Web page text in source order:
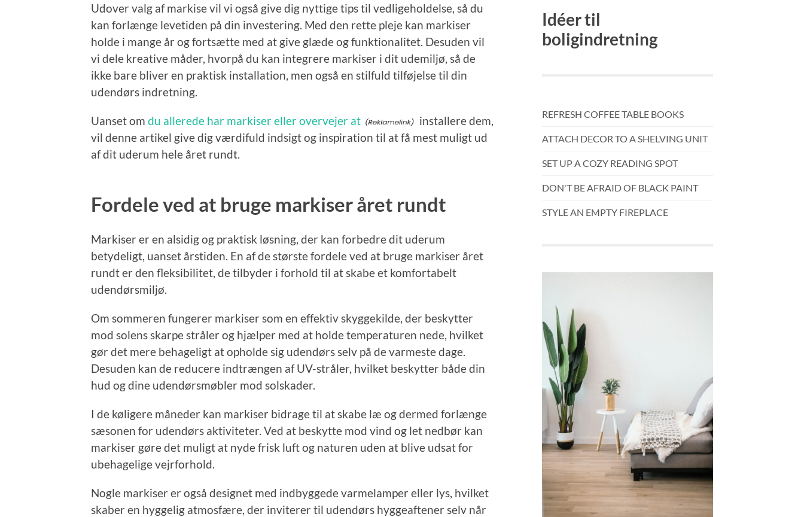
Udover valg af markise vil vi også give dig nyttige tips til vedligeholdelse, så du
kan forlænge levetiden på din investering. Med den rette pleje kan markiser
holde i mange år og fortsætte med at give glæde og funktionalitet. Desuden vil
vi dele kreative måder, hvorpå du kan integrere markiser i dit udemiljø, så de
ikke bare bliver en praktisk installation, men også en stilfuld tilføjelse til din
udendørs indretning.
Uanset om du allerede har markiser eller overvejer at
installere dem,
vil denne artikel give dig værdifuld indsigt og inspiration til at få mest muligt ud
af dit uderum hele året rundt.
Fordele ved at bruge markiser året rundt
Markiser er en alsidig og praktisk løsning, der kan forbedre dit uderum
betydeligt, uanset årstiden. En af de største fordele ved at bruge markiser året
rundt er den fleksibilitet, de tilbyder i forhold til at skabe et komfortabelt
udendørsmiljø.
Om sommeren fungerer markiser som en effektiv skyggekilde, der beskytter
mod solens skarpe stråler og hjælper med at holde temperaturen nede, hvilket
gør det mere behageligt at opholde sig udendørs selv på de varmeste dage.
Desuden kan de reducere indtrængen af UV-stråler, hvilket beskytter både din
hud og dine udendørsmøbler mod solskader.
I de køligere måneder kan markiser bidrage til at skabe læ og dermed forlænge
sæsonen for udendørs aktiviteter. Ved at beskytte mod vind og let nedbør kan
markiser gøre det muligt at nyde frisk luft og naturen uden at blive udsat for
ubehagelige vejrforhold.
Nogle markiser er også designet med indbyggede varmelamper eller lys, hvilket
skaber en hyggelig atmosfære, der inviterer til udendørs hyggeaftener selv når
Idéer til
boligindretning
REFRESH COFFEE TABLE BOOKS
ATTACH DECOR TO A SHELVING UNIT
SET UP A COZY READING SPOT
DON'T BE AFRAID OF BLACK PAINT
STYLE AN EMPTY FIREPLACE